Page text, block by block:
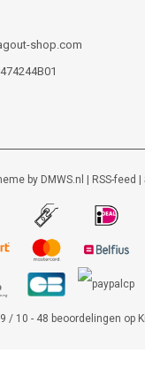
shop.com
by DMWS.nl RSS-feed
9 / 10 - 48 beoordelingen op